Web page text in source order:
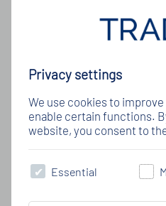
Privacy settings
We use cookies to
enable certain functions.
website, you consent to
Essential
Stets auf der Suche nach
Qualität keine
immer am Puls der Zeit
Experten Produkte aller